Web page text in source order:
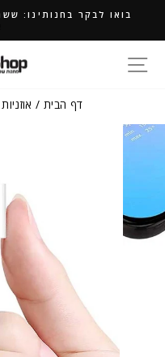
דף הבית / אוזניות